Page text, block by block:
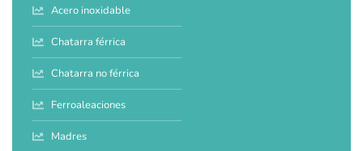
Acero inoxidable
Chatarra férrica
Chatarra no férrica
Ferroaleaciones
Madres